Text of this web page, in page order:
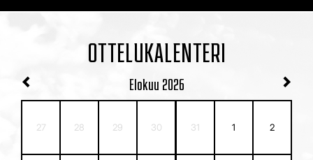
OTTELUKALENTERI
Elokuu 2026
27 28 29 30 31 1 2